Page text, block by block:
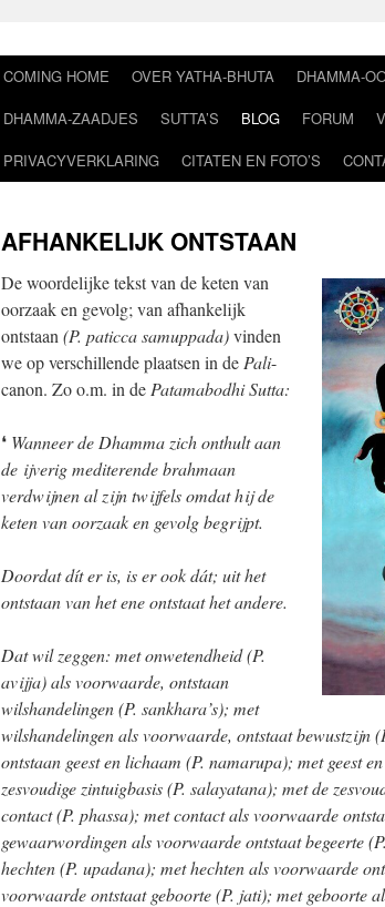
COMING HOME OVER YATHA-BHUTA DHAMMA-
DHAMMA-ZAADJES
SUTTA’S BLOG FORUM
PRIVACYVERKLARING
CITATEN EN FOTO’S
AFHANKELIJK ONTSTAAN
De woordelijke tekst van de keten van
oorzaak en gevolg; van afhankelijk
ontstaan (P. paticca samuppada)vinden
we op verschillende plaatsen in de Pali-
canon. Zo o.m. in de Patamabodhi Sutta:
❛ Wanneer de Dhamma zich onthult aan
de ijverig mediterende brahmaan
verdwijnen al zijn twijfels omdat hij de
keten van oorzaak en gevolg begrijpt.
Doordat dít er is, is er ook dát; uit het
ontstaan van het ene ontstaat het andere.
Dat wil zeggen: met onwetendheid (P.
avijja) als voorwaarde, ontstaan
wilshandelingen (P. sankhara’s); met
wilshandelingen als voorwaarde, ontstaat bewustzijn
ontstaan geest en lichaam (P. namarupa); met geest
zesvoudige zintuigbasis (P. salayatana); met de
contact (P. phassa); met contact als voorwaarde
gewaarwordingen als voorwaarde ontstaat begeerte
hechten (P. upadana); met hechten als voorwaarde
voorwaarde ontstaat geboorte (P. jati); met geboorte